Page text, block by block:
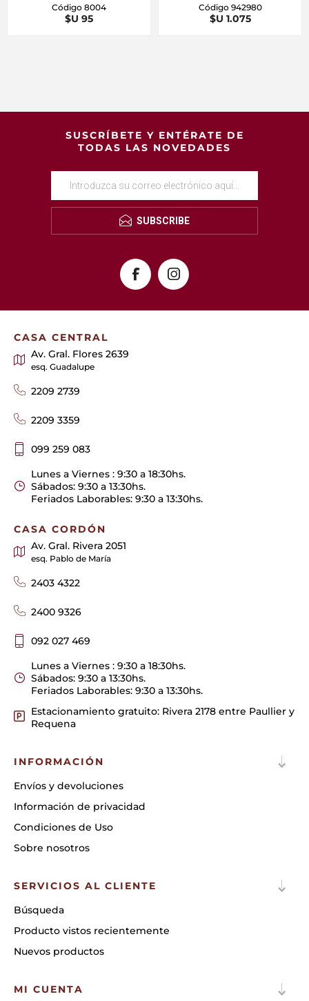
Código 8004
$U 95
Código 942980
$U 1.075
SUSCRÍBETE Y ENTÉRATE DE
TODAS LAS NOVEDADES
SUBSCRIBE
CASA CENTRAL
Av. Gral. Flores 2639
esq. Guadalupe
2209 2739
2209 3359
099 259 083
Lunes a Viernes : 9:30 a 18:30hs.
Sábados: 9:30 a 13:30hs.
Feriados Laborables: 9:30 a 13:30hs.
CASA CORDÓN
Av. Gral. Rivera 2051
esq. Pablo de María
2403 4322
2400 9326
092 027 469
Lunes a Viernes : 9:30 a 18:30hs.
Sábados: 9:30 a 13:30hs.
Feriados Laborables: 9:30 a 13:30hs.
Estacionamiento gratuito: Rivera 2178 entre Paullier y
Requena
INFORMACIÓN
Envíos y devoluciones
Información de privacidad
Condiciones de Uso
Sobre nosotros
SERVICIOS AL CLIENTE
Búsqueda
Producto vistos recientemente
Nuevos productos
MI CUENTA